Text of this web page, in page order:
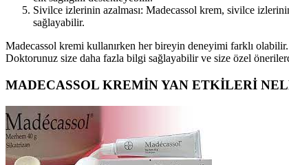
Sivilce izlerinin azalması: Madecassol krem, sivilce
sağlayabilir.
Madecassol kremi kullanırken her bireyin deneyimi farklı
Doktorunuz size daha fazla bilgi sağlayabilir ve size özel
MADECASSOL KREMİN YAN ETKİLERİ